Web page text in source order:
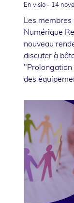
En visio - 14
Les
Numérique
nouveau
discuter à
"Prolongation
des